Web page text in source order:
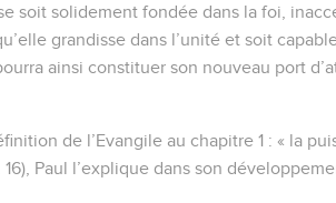
soit solidement fondée dans la foi,
grandisse dans l’unité et soit
ainsi constituer son nouveau port
de l’Evangile au chapitre 1 : « la
Paul l’explique dans son